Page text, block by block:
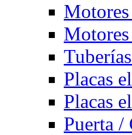
Placas
Placas
Puerta /